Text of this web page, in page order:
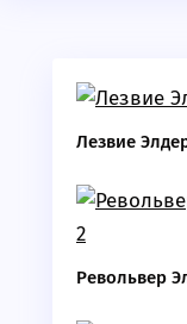
Лезвие
Револьвер